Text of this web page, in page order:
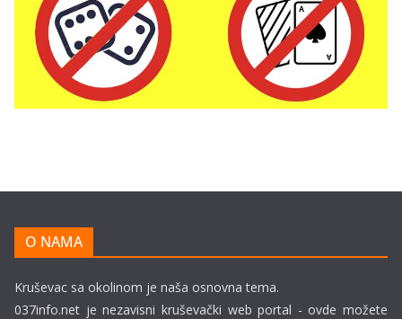
O NAMA
Kruševac sa okolinom je naša osnovna tema.
037info.net je nezavisni kruševački web portal - ovde možete